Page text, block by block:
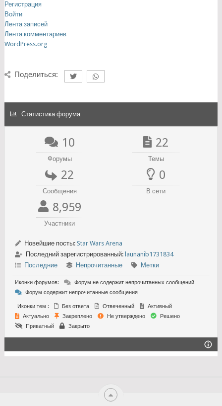
Регистрация
Войти
Лента записей
Лента комментариев
WordPress.org
Поделиться:
Статистика форума
10
Форумы
22
Темы
22
Сообщения
0
В сети
8,959
Участники
Новейшие посты: Star Wars Arena
Последний зарегистрированный: launanib1731834
Последние
Непрочитанные Метки
Иконки форумов:
Форум не содержит непрочитанных сообщений
Форум содержит непрочитанные сообщения
Иконки тем : Без ответа Отвеченный
Активный
Актуально
Закреплено Не утверждено
Решено
Приватный
Закрыто